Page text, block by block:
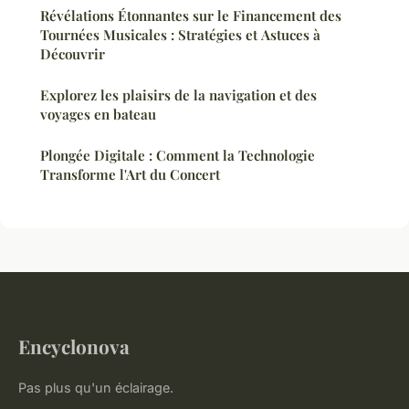
Révélations Étonnantes sur le Financement des
Tournées Musicales : Stratégies et Astuces à
Découvrir
Explorez les plaisirs de la navigation et des
voyages en bateau
Plongée Digitale : Comment la Technologie
Transforme l'Art du Concert
Encyclonova
Pas plus qu'un éclairage.